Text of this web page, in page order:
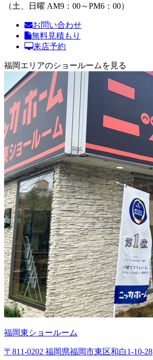
（土、日曜 AM9：00～PM6：00）
お問い合わせ
無料見積もり
来店予約
福岡エリアのショールームを見る
福岡東ショールーム
〒811-0202 福岡県福岡市東区和白1-10-28